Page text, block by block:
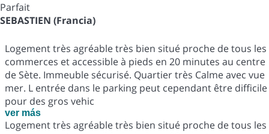
Parfait
SEBASTIEN (Francia)
Logement très agréable très bien situé proche de tous les
commerces et accessible à pieds en 20 minutes au centre
de Sète. Immeuble sécurisé. Quartier très Calme avec vue
mer. L entrée dans le parking peut cependant être difficile
pour des gros vehic
ver más
Logement très agréable très bien situé proche de tous les